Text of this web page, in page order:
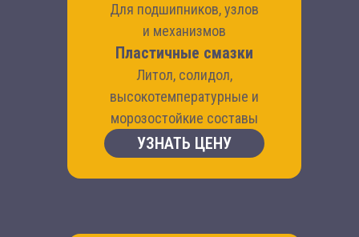
Для подшипников, узлов
и механизмов
Пластичные смазки
Литол, солидол,
высокотемпературные и
морозостойкие составы
УЗНАТЬ ЦЕНУ